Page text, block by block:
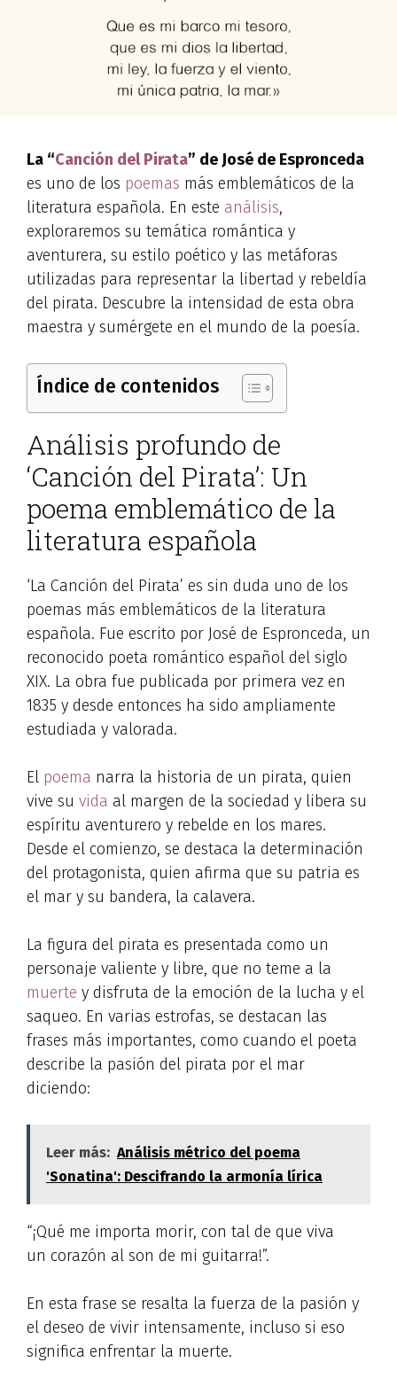
La “Canción del Pirata” de José de Espronceda
es uno de los poemas más emblemáticos de la
literatura española. En este análisis,
exploraremos su temática romántica y
aventurera, su estilo poético y las metáforas
utilizadas para representar la libertad y rebeldía
del pirata. Descubre la intensidad de esta obra
maestra y sumérgete en el mundo de la poesía.
Índice de contenidos
Análisis profundo de
‘Canción del Pirata’: Un
poema emblemático de la
literatura española
‘La Canción del Pirata’ es sin duda uno de los
poemas más emblemáticos de la literatura
española. Fue escrito por José de Espronceda, un
reconocido poeta romántico español del siglo
XIX. La obra fue publicada por primera vez en
1835 y desde entonces ha sido ampliamente
estudiada y valorada.
El poema narra la historia de un pirata, quien
vive su vida al margen de la sociedad y libera su
espíritu aventurero y rebelde en los mares.
Desde el comienzo, se destaca la determinación
del protagonista, quien afirma que su patria es
el mar y su bandera, la calavera.
La figura del pirata es presentada como un
personaje valiente y libre, que no teme a la
muerte y disfruta de la emoción de la lucha y el
saqueo. En varias estrofas, se destacan las
frases más importantes, como cuando el poeta
describe la pasión del pirata por el mar
diciendo:
Leer más: Análisis métrico del poema
'Sonatina': Descifrando la armonía lírica
“¡Qué me importa morir, con tal de que viva
un corazón al son de mi guitarra!”.
En esta frase se resalta la fuerza de la pasión y
el deseo de vivir intensamente, incluso si eso
significa enfrentar la muerte.